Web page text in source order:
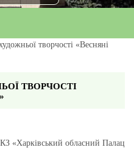
творчості «Весняні
ТВОРЧОСТІ
«Харківський обласний Палац